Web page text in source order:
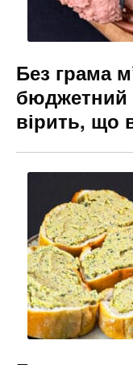
Без грама
бюджетний
вірить, що